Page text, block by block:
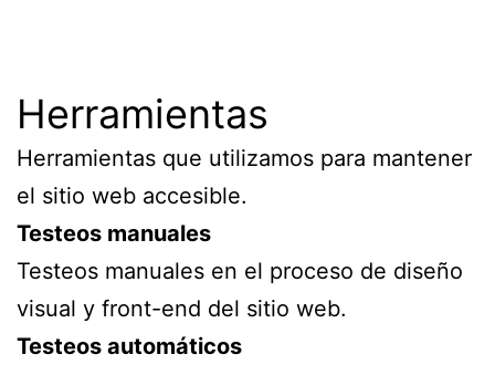
Herramientas
Herramientas que utilizamos para mantener
el sitio web accesible.
Testeos manuales
Testeos manuales en el proceso de diseño
visual y front-end del sitio web.
Testeos automáticos